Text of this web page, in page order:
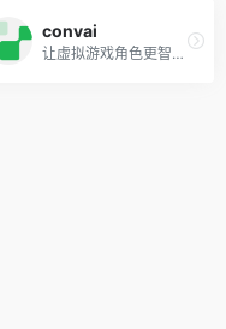
convai
让虚拟游戏角色更智能的对话AI人工智能平台